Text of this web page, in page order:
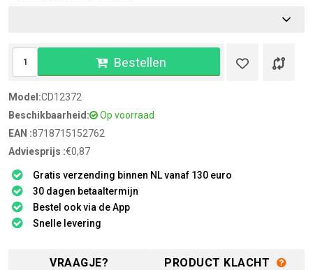
Bestellen
Model:CD12372
Beschikbaarheid:
Op voorraad
EAN :8718715152762
Adviesprijs :€0,87
Gratis verzending binnen NL vanaf 130 euro
30 dagen betaaltermijn
Bestel ook via de App
Snelle levering
VRAAGJE? PRODUCT KLACHT